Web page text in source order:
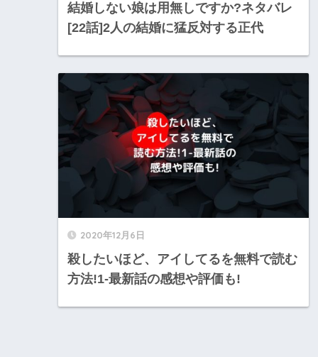
結婚しない娘は用無しですか?ネタバレ
[22話]2人の結婚に猛反対する正代
2020年12月6日
殺したいほど、アイしてるを無料で読む
方法!1-最新話の感想や評価も!